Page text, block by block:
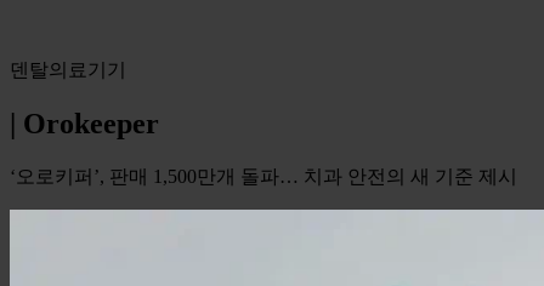
덴탈의료기기
| Orokeeper
‘오로키퍼’, 판매 1,500만개 돌파… 치과 안전의 새 기준 제시